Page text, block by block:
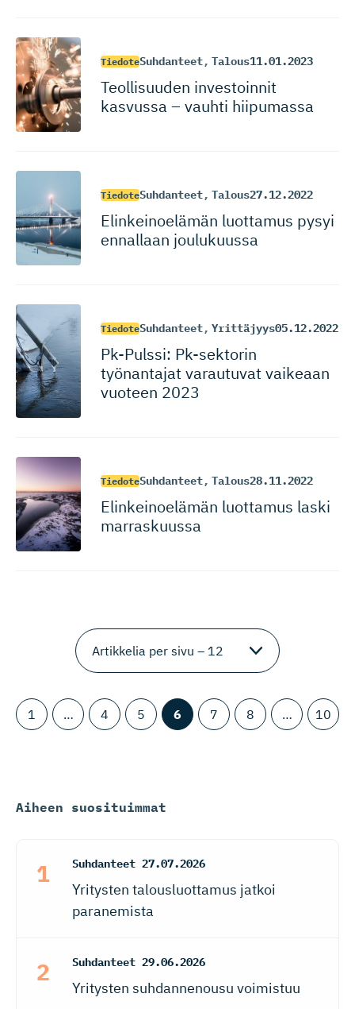
TiedoteSuhdanteet, Talous11.01.2023
Teollisuuden investoinnit
kasvussa – vauhti hiipumassa
TiedoteSuhdanteet, Talous27.12.2022
Elinkeinoelämän luottamus pysyi
ennallaan joulukuussa
TiedoteSuhdanteet, Yrittäjyys05.12.2022
Pk-Pulssi: Pk-sektorin
työnantajat varautuvat vaikeaan
vuoteen 2023
TiedoteSuhdanteet, Talous28.11.2022
Elinkeinoelämän luottamus laski
marraskuussa
1 … 4 5 6 7 8 … 10
Aiheen suosituimmat
Suhdanteet 27.07.2026
Yritysten talousluottamus jatkoi
paranemista
Suhdanteet 29.06.2026
Yritysten suhdannenousu voimistuu